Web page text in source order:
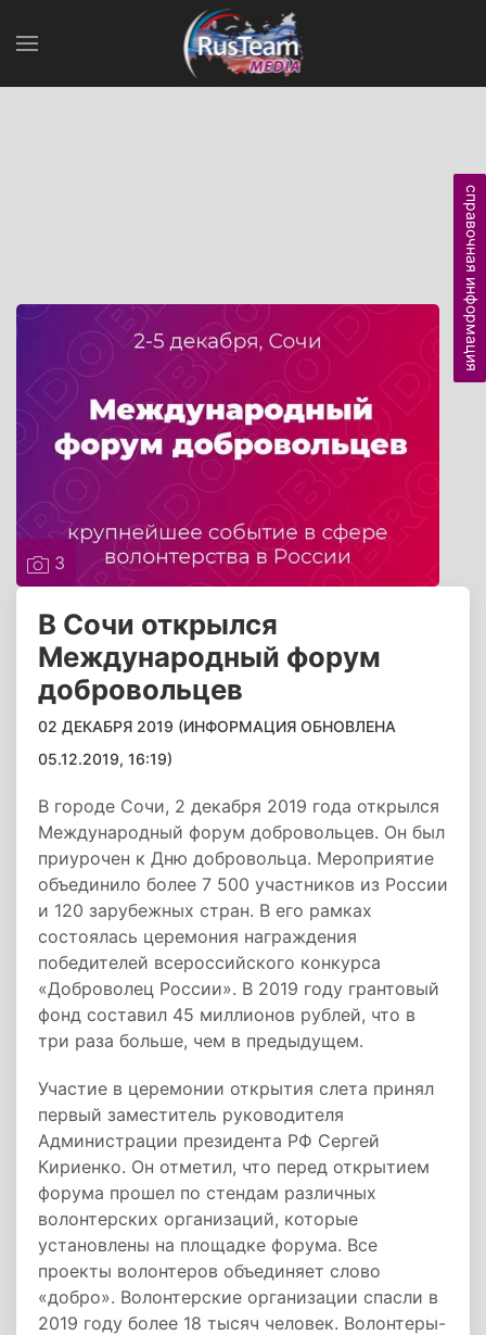
3
В Сочи открылся
Международный форум
добровольцев
02 ДЕКАБРЯ 2019 (ИНФОРМАЦИЯ ОБНОВЛЕНА
05.12.2019, 16:19)
В городе Сочи, 2 декабря 2019 года открылся
Международный форум добровольцев. Он был
приурочен к Дню добровольца. Мероприятие
объединило более 7 500 участников из России
и 120 зарубежных стран. В его рамках
состоялась церемония награждения
победителей всероссийского конкурса
«Доброволец России». В 2019 году грантовый
фонд составил 45 миллионов рублей, что в
три раза больше, чем в предыдущем.
Участие в церемонии открытия слета принял
первый заместитель руководителя
Администрации президента РФ Сергей
Кириенко. Он отметил, что перед открытием
форума прошел по стендам различных
волонтерских организаций, которые
установлены на площадке форума. Все
проекты волонтеров объединяет слово
«добро». Волонтерские организации спасли в
2019 году более 18 тысяч человек. Волонтеры-
справочная информация